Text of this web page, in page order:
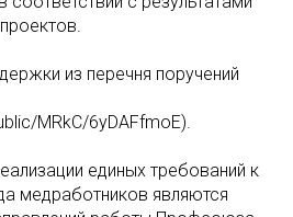
из перечня поручений
MRkC/6yDAFfmoE).
единых требований к
медработников являются